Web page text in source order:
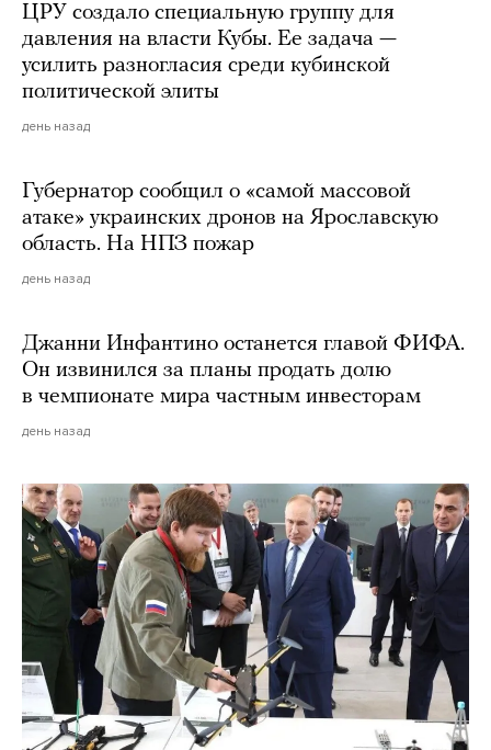
ЦРУ создало специальную группу для
давления на власти Кубы. Ее задача —
усилить разногласия среди кубинской
политической элиты
день назад
Губернатор сообщил о «самой массовой
атаке» украинских дронов на Ярославскую
область. На НПЗ пожар
день назад
Джанни Инфантино останется главой ФИФА.
Он извинился за планы продать долю
в чемпионате мира частным инвесторам
день назад